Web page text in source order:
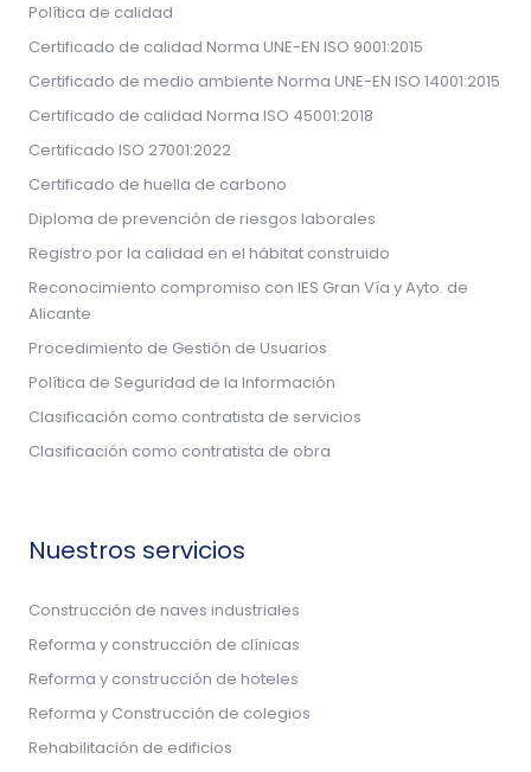
Política de calidad
Certificado de calidad Norma UNE-EN ISO 9001:2015
Certificado de medio ambiente Norma UNE-EN ISO 14001:2015
Certificado de calidad Norma ISO 45001:2018
Certificado ISO 27001:2022
Certificado de huella de carbono
Diploma de prevención de riesgos laborales
Registro por la calidad en el hábitat construido
Reconocimiento compromiso con IES Gran Vía y Ayto. de
Alicante
Procedimiento de Gestión de Usuarios
Política de Seguridad de la Información
Clasificación como contratista de servicios
Clasificación como contratista de obra
Nuestros servicios
Construcción de naves industriales
Reforma y construcción de clínicas
Reforma y construcción de hoteles
Reforma y Construcción de colegios
Rehabilitación de edificios